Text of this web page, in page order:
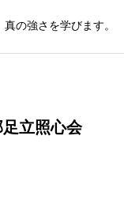
の強さを学びます。
立照心会